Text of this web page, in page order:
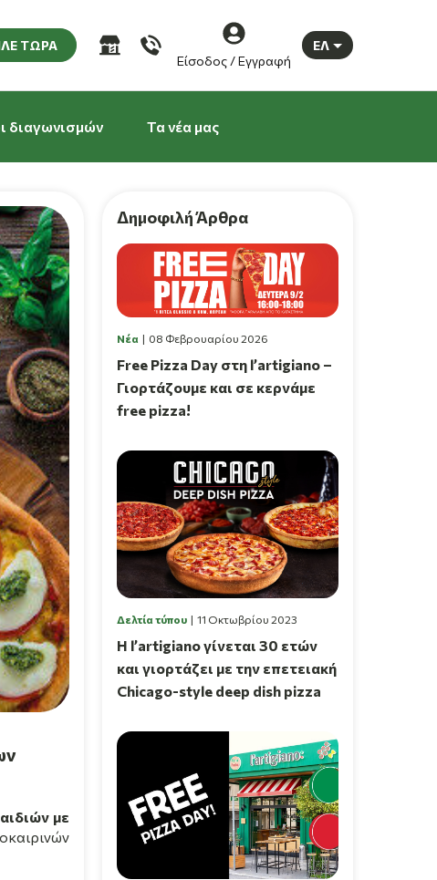
ΤΩΡΑ
Είσοδος / Εγγραφή
ΕΛ
διαγωνισμών Τα νέα μας
με
Δημοφιλή Άρθρα
Νέα 08 Φεβρουαρίου 2026
Free Pizza Day στη l’artigiano –
Γιορτάζουμε και σε κερνάμε
free pizza!
Δελτία τύπου 11 Οκτωβρίου 2023
Η l’artigiano γίνεται 30 ετών
και γιορτάζει με την επετειακή
Chicago-style deep dish pizza